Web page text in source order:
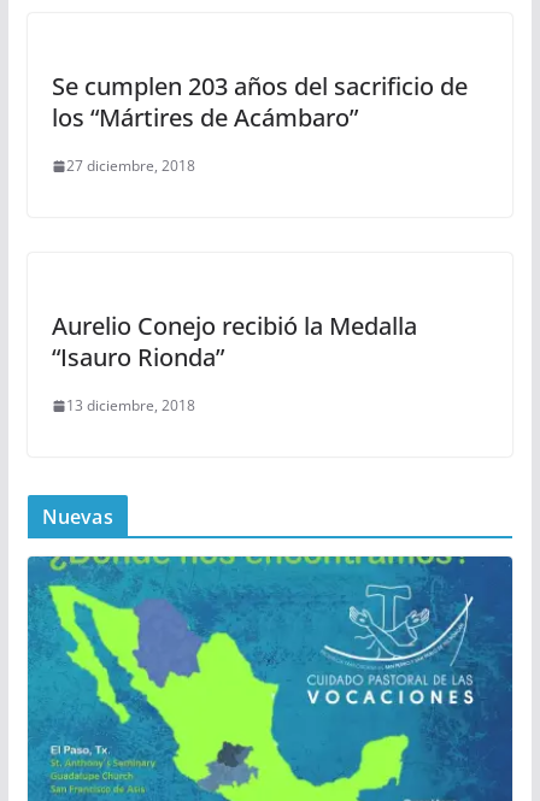
Se cumplen 203 años del sacrificio de
los “Mártires de Acámbaro”
27 diciembre, 2018
Aurelio Conejo recibió la Medalla
“Isauro Rionda”
13 diciembre, 2018
Nuevas